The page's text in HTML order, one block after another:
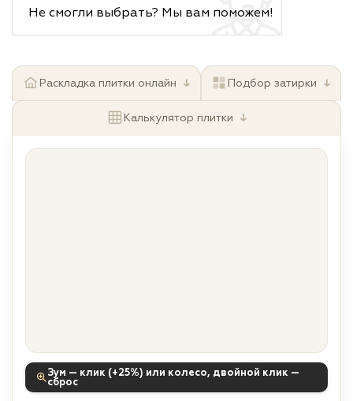
Не смогли выбрать? Мы вам поможем!
Раскладка плитки онлайн ↓ Подбор затирки ↓
Калькулятор плитки ↓
Зум — клик (+25%) или колесо, двойной клик —
сброс